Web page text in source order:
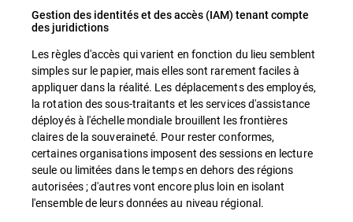
Gestion des identités et des accès (IAM) tenant compte
des juridictions
Les règles d'accès qui varient en fonction du lieu semblent
simples sur le papier, mais elles sont rarement faciles à
appliquer dans la réalité. Les déplacements des employés,
la rotation des sous-traitants et les services d'assistance
déployés à l'échelle mondiale brouillent les frontières
claires de la souveraineté. Pour rester conformes,
certaines organisations imposent des sessions en lecture
seule ou limitées dans le temps en dehors des régions
autorisées ; d'autres vont encore plus loin en isolant
l'ensemble de leurs données au niveau régional.